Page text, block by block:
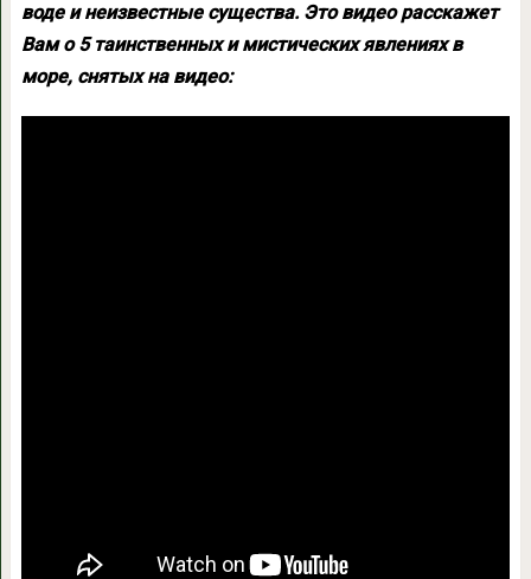
воде и неизвестные существа. Это видео расскажет
Вам о 5 таинственных и мистических явлениях в
море, снятых на видео: